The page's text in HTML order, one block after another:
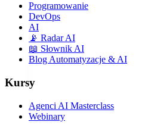
Programowanie
DevOps
AI
📡 Radar AI
📖 Słownik AI
Blog Automatyzacje & AI
Kursy
Agenci AI Masterclass
Webinary